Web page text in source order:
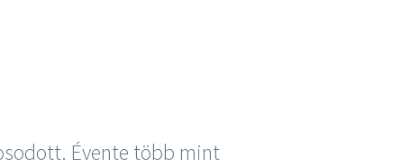
Évente több mint